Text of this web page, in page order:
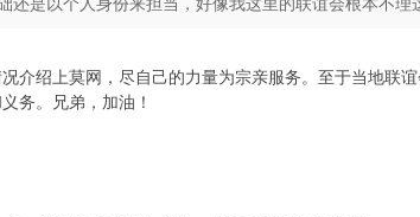
介绍上莫网，尽自己的力量为宗亲服务。至于当地联
务。兄弟，加油！